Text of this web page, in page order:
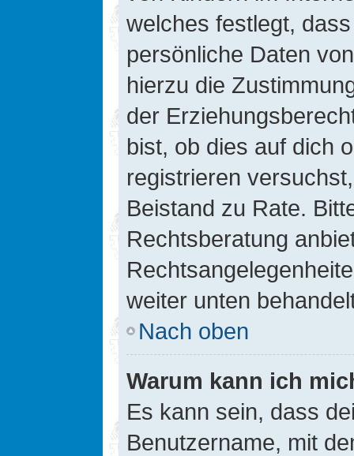
welches festlegt,
persönliche Daten
hierzu die
der
bist, ob dies auf dich
registrieren
Beistand zu Rate.
Rechtsberatung
weiter unten
Nach oben
Warum kann ich
Es kann sein, dass
Benutzername, mit